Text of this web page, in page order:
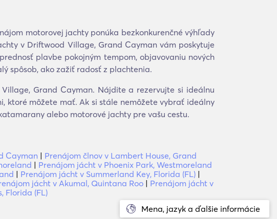
Mena, jazyk a ďalšie informácie
motorovej jachty ponúka bezkonkurenčné výhľady
v Driftwood Village, Grand Cayman vám poskytuje
plavbe pokojným tempom, objavovaniu nových
spôsob, ako zažiť radosť z plachtenia.
Grand Cayman. Nájdite a rezervujte si ideálnu
ktoré môžete mať. Ak si stále nemôžete vybrať ideálny
alebo motorové jachty pre vašu cestu.
Cayman | Prenájom člnov v Lambert House, Grand
| Prenájom jácht v Phoenix Park, Westmoreland
| Prenájom jácht v Summerland Key, Florida (FL) |
jácht v Akumal, Quintana Roo | Prenájom jácht v
Florida (FL)